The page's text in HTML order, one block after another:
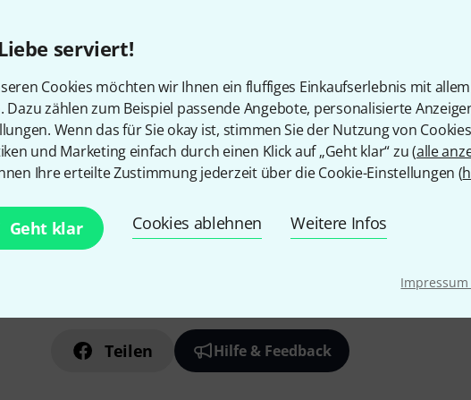
serviert!
Cookies möchten wir Ihnen ein fluffiges Einkaufserlebnis mit
Dazu zählen zum Beispiel passende Angebote, personalisierte
Wenn das für Sie okay ist, stimmen Sie der Nutzung von
und Marketing einfach durch einen Klick auf „Geht klar“ zu (alle
Ihre erteilte Zustimmung jederzeit über die Cookie-Einstellungen (
Geht klar Cookies ablehnen Weitere Infos
Impressum
Sofort lieferbar
Kostenloser Versand ab 29 €
Alle Preise inkl. MwSt.
Teilen Hilfe & Feedback